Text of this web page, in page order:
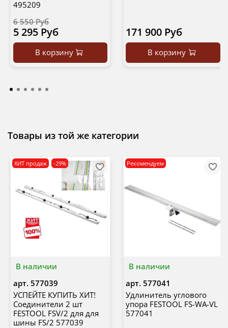
495209
6 550 Руб
5 295 Руб
В корзину
171 900 Руб
В корзину
Товары из той же категории
В наличии
ХИТ продаж -29%
арт. 577039
УСПЕЙТЕ КУПИТЬ ХИТ!
Соединители 2 шт
FESTOOL FSV/2 для для
шины FS/2 577039
В наличии
Рекомендуем
арт. 577041
Удлинитель углового
упора FESTOOL FS-WA-VL
577041